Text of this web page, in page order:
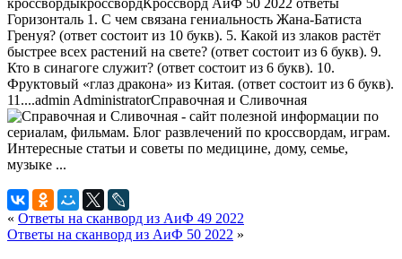
Горизонталь 1. С чем связана гениальность Жана-Батиста
Гренуя? (ответ состоит из 10 букв). 5. Какой из злаков растёт
быстрее всех растений на свете? (ответ состоит из 6 букв). 9.
Кто в синагоге служит? (ответ состоит из 6 букв). 10.
Фруктовый «глаз дракона» из Китая. (ответ состоит из 6 букв).
11....admin AdministratorСправочная и Сливочная
« Ответы на сканворд из АиФ 49 2022
Ответы на сканворд из АиФ 50 2022 »